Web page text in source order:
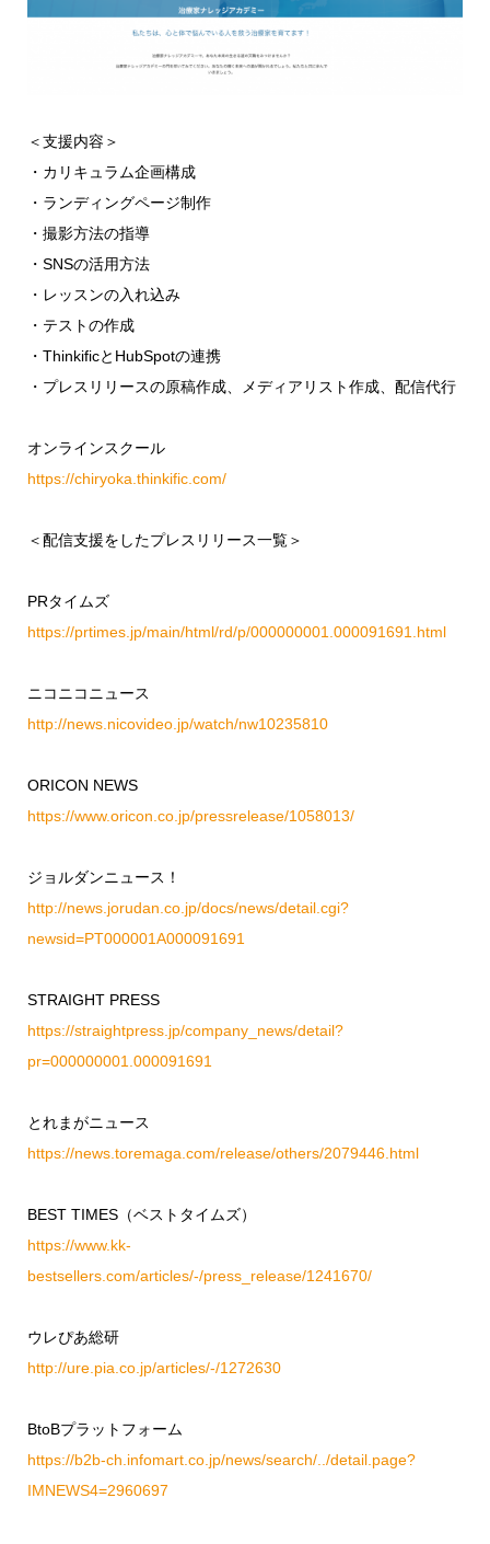
＜支援内容＞
・カリキュラム企画構成
・ランディングページ制作
・撮影方法の指導
・SNSの活用方法
・レッスンの入れ込み
・テストの作成
・ThinkificとHubSpotの連携
・プレスリリースの原稿作成、メディアリスト作成、配信代行
オンラインスクール
https://chiryoka.thinkific.com/
＜配信支援をしたプレスリリース一覧＞
PRタイムズ
https://prtimes.jp/main/html/rd/p/000000001.000091691.html
ニコニコニュース
http://news.nicovideo.jp/watch/nw10235810
ORICON NEWS
https://www.oricon.co.jp/pressrelease/1058013/
ジョルダンニュース！
http://news.jorudan.co.jp/docs/news/detail.cgi?
newsid=PT000001A000091691
STRAIGHT PRESS
https://straightpress.jp/company_news/detail?
pr=000000001.000091691
とれまがニュース
https://news.toremaga.com/release/others/2079446.html
BEST TIMES（ベストタイムズ）
https://www.kk-
bestsellers.com/articles/-/press_release/1241670/
ウレぴあ総研
http://ure.pia.co.jp/articles/-/1272630
BtoBプラットフォーム
https://b2b-ch.infomart.co.jp/news/search/../detail.page?
IMNEWS4=2960697